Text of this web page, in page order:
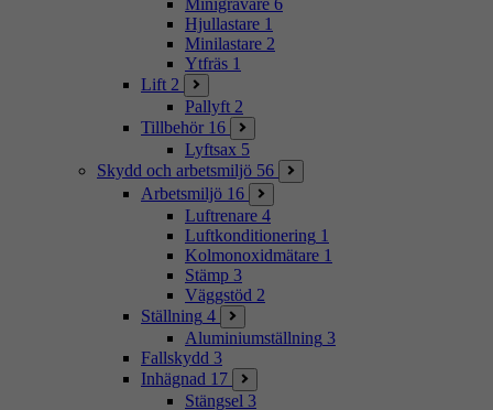
Hjullastare 1
Minilastare 2
Ytfräs 1
Lift 2
Pallyft 2
Tillbehör 16
Lyftsax 5
Skydd och arbetsmiljö 56
Arbetsmiljö 16
Luftrenare 4
Luftkonditionering 1
Kolmonoxidmätare 1
Stämp 3
Väggstöd 2
Ställning 4
Aluminiumställning 3
Fallskydd 3
Inhägnad 17
Stängsel 3